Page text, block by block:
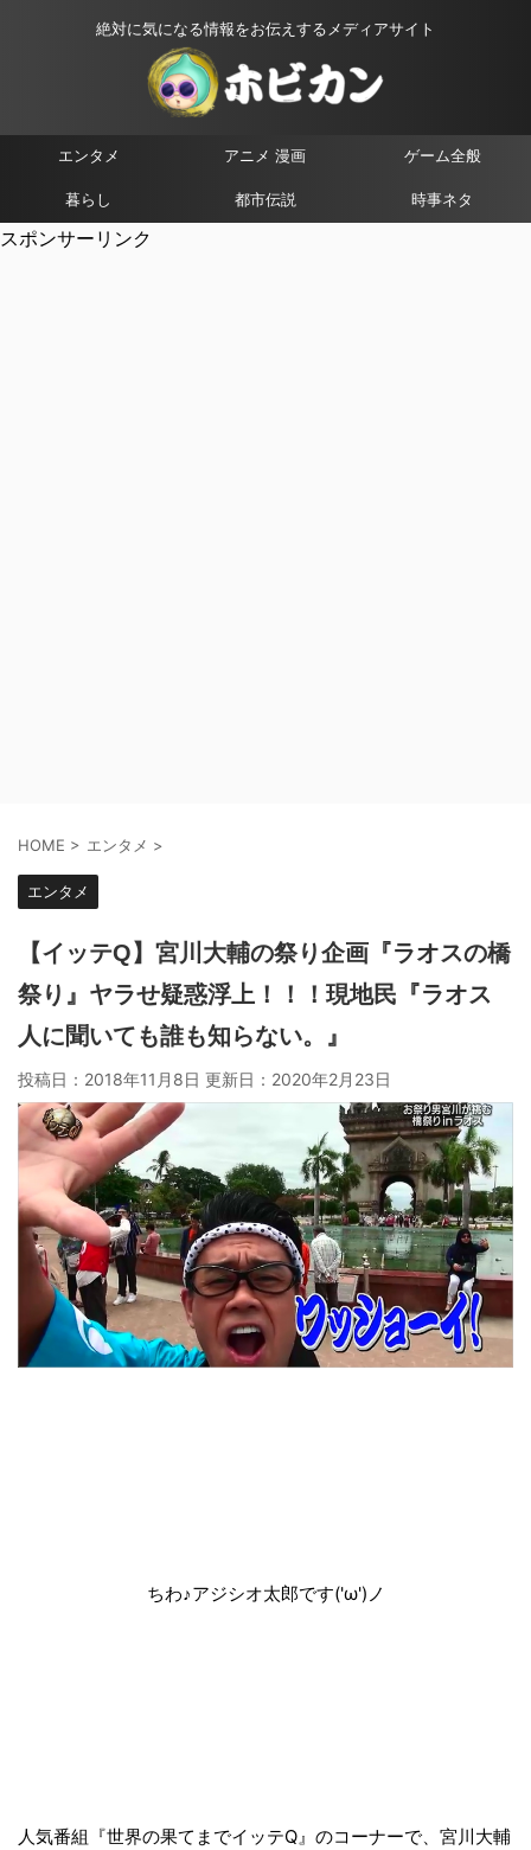
絶対に気になる情報をお伝えするメディアサイト
エンタメ アニメ 漫画 ゲーム全般
暮らし 都市伝説 時事ネタ
スポンサーリンク
HOME > エンタメ >
エンタメ
【イッテQ】宮川大輔の祭り企画『ラオスの橋
祭り』ヤラせ疑惑浮上！！！現地民『ラオス
人に聞いても誰も知らない。』
投稿日：2018年11月8日 更新日： 2020年2月23日
ちわ♪アジシオ太郎です('ω')ノ
人気番組『世界の果てまでイッテQ』のコーナーで、宮川大輔